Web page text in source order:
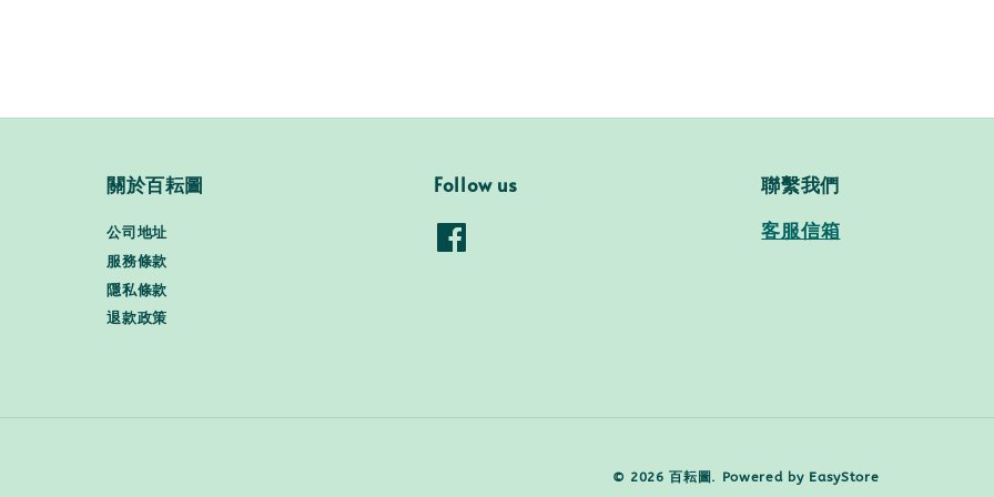
關於百耘圖
公司地址
服務條款
隱私條款
退款政策
Follow us 聯繫我們
客服信箱
© 2026 百耘圖. Powered by EasyStore